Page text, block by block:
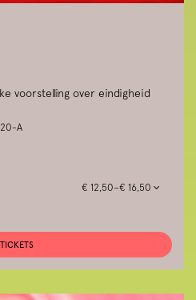
voorstelling over eindigheid
A
€ 12,50–€ 16,50
TICKETS